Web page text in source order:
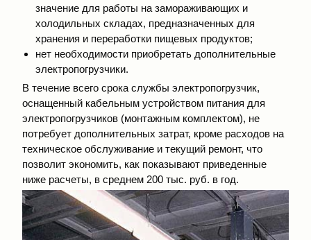
значение для работы на замораживающих и
холодильных складах, предназначенных для
хранения и переработки пищевых продуктов;
нет необходимости приобретать дополнительные
электропогрузчики.
В течение всего срока службы электропогрузчик,
оснащенный кабельным устройством питания для
электропогрузчиков (монтажным комплектом), не
потребует дополнительных затрат, кроме расходов на
техническое обслуживание и текущий ремонт, что
позволит экономить, как показывают приведенные
ниже расчеты, в среднем 200 тыс. руб. в год.